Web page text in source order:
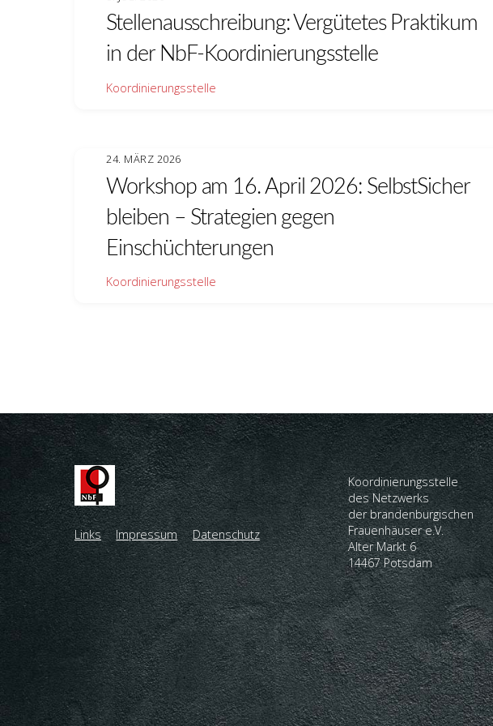
Stellenausschreibung: Vergütetes Praktikum
in der NbF-Koordinierungsstelle
Koordinierungsstelle
24. MÄRZ 2026
Workshop am 16. April 2026: SelbstSicher
bleiben – Strategien gegen
Einschüchterungen
Koordinierungsstelle
Links Impressum Datenschutz
Koordinierungsstelle
des Netzwerks
der brandenburgischen
Frauenhäuser e.V.
Alter Markt 6
14467 Potsdam